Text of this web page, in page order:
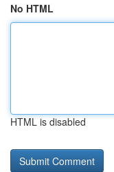
No HTML
HTML is disabled